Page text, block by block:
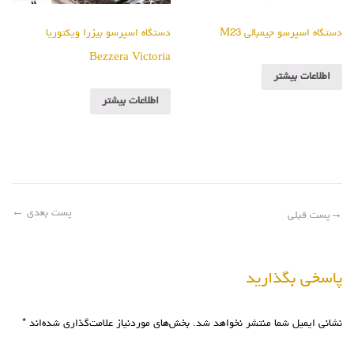
دستگاه اسپرسو جیمبالی M23
اطلاعات بیشتر
دستگاه اسپرسو بیزرا ویکتوریا
Bezzera Victoria
اطلاعات بیشتر
→ پست قبلی پست بعدی ←
پاسخی بگذارید
نشانی ایمیل شما منتشر نخواهد شد. بخش‌های موردنیاز علامت‌گذاری شده‌اند *